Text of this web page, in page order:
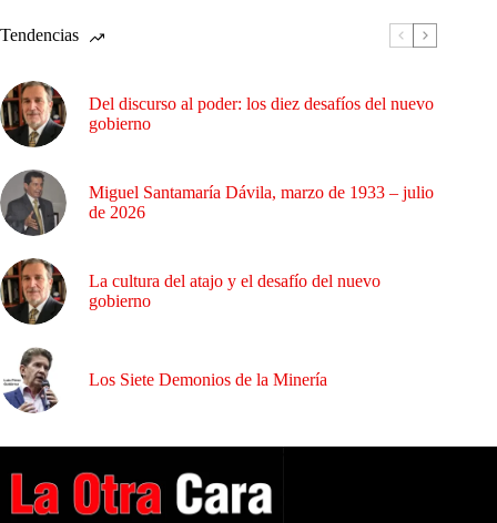
Tendencias
Del discurso al poder: los diez desafíos del nuevo
gobierno
Miguel Santamaría Dávila, marzo de 1933 – julio
de 2026
La cultura del atajo y el desafío del nuevo
gobierno
Los Siete Demonios de la Minería